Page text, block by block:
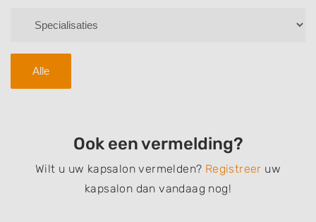
Alle
Ook een vermelding?
Wilt u uw kapsalon vermelden? Registreer uw
kapsalon dan vandaag nog!